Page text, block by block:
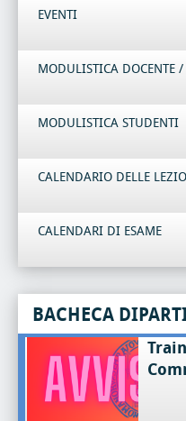
EVENTI
MODULISTICA DOCENTE /
MODULISTICA STUDENTI
CALENDARIO DELLE
CALENDARI DI ESAME
BACHECA